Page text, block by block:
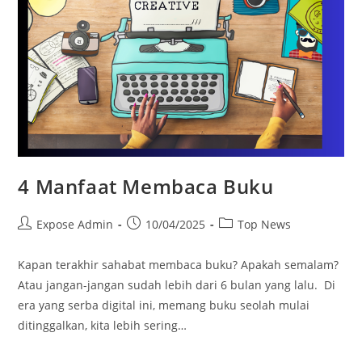
4 Manfaat Membaca Buku
Expose Admin 10/04/2025 Top News
Kapan terakhir sahabat membaca buku? Apakah semalam?
Atau jangan-jangan sudah lebih dari 6 bulan yang lalu. Di
era yang serba digital ini, memang buku seolah mulai
ditinggalkan, kita lebih sering…